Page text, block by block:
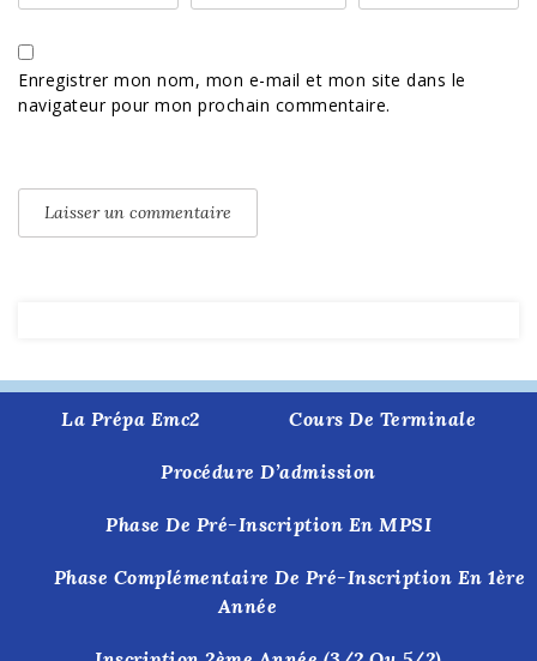
Enregistrer mon nom, mon e-mail et mon site dans le
navigateur pour mon prochain commentaire.
La Prépa Emc2 Cours De Terminale
Procédure D’admission
Phase De Pré-Inscription En MPSI
Phase Complémentaire De Pré-Inscription En 1ère
Année